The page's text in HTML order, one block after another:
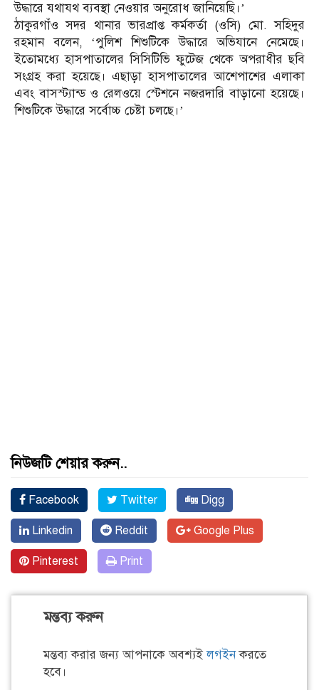
উদ্ধারে যথাযথ ব্যবস্থা নেওয়ার অনুরোধ জানিয়েছি।’
ঠাকুরগাঁও সদর থানার ভারপ্রাপ্ত কর্মকর্তা (ওসি) মো. সহিদুর
রহমান বলেন, ‘পুলিশ শিশুটিকে উদ্ধারে অভিযানে নেমেছে।
ইতোমধ্যে হাসপাতালের সিসিটিভি ফুটেজ থেকে অপরাধীর ছবি
সংগ্রহ করা হয়েছে। এছাড়া হাসপাতালের আশেপাশের এলাকা
এবং বাসস্ট্যান্ড ও রেলওয়ে স্টেশনে নজরদারি বাড়ানো হয়েছে।
শিশুটিকে উদ্ধারে সর্বোচ্চ চেষ্টা চলছে।’
নিউজটি শেয়ার করুন..
Facebook Twitter Digg
Linkedin Reddit Google Plus
Pinterest Print
মন্তব্য করুন
মন্তব্য করার জন্য আপনাকে অবশ্যইলগইনকরতে
হবে।